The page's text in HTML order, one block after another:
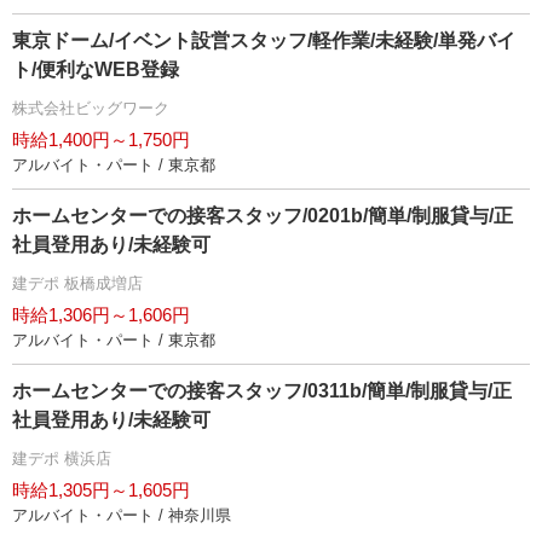
東京ドーム/イベント設営スタッフ/軽作業/未経験/単発バイ
ト/便利なWEB登録
株式会社ビッグワーク
時給1,400円～1,750円
アルバイト・パート / 東京都
ホームセンターでの接客スタッフ/0201b/簡単/制服貸与/正
社員登用あり/未経験可
建デポ 板橋成増店
時給1,306円～1,606円
アルバイト・パート / 東京都
ホームセンターでの接客スタッフ/0311b/簡単/制服貸与/正
社員登用あり/未経験可
建デポ 横浜店
時給1,305円～1,605円
アルバイト・パート / 神奈川県